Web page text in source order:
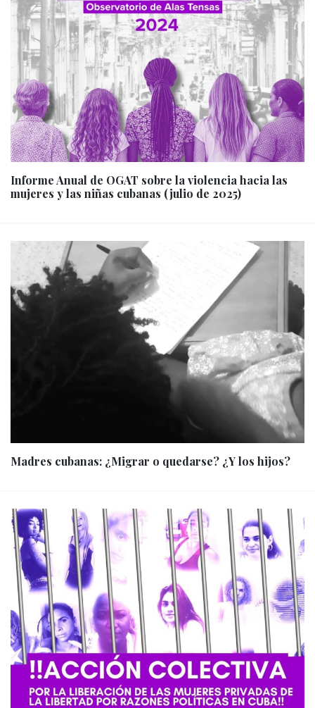
Informe Anual de OGAT sobre la violencia hacia las
mujeres y las niñas cubanas (julio de 2025)
Madres cubanas: ¿Migrar o quedarse? ¿Y los hijos?